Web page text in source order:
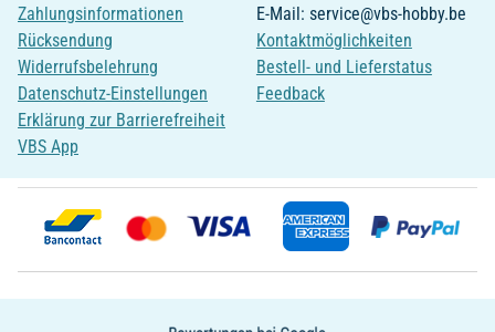
Zahlungsinformationen
Rücksendung
Widerrufsbelehrung
Datenschutz-Einstellungen
Erklärung zur Barrierefreiheit
VBS App
E-Mail: service@vbs-hobby.be
Kontaktmöglichkeiten
Bestell- und Lieferstatus
Feedback